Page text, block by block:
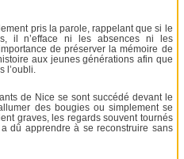
pris la parole, rappelant que si le
il n’efface ni les absences ni les
de préserver la mémoire de
aux jeunes générations afin que
l’oubli.
de Nice se sont succédé devant le
des bougies ou simplement se
graves, les regards souvent tournés
dû apprendre à se reconstruire sans